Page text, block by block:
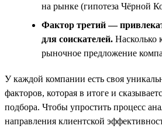
на рынке (гипотеза Чёрной
Фактор третий —
для соискателей. Насколько
рыночное предложение
У каждой компании есть своя
факторов, которая в итоге и
подбора. Чтобы упростить процесс
направления клиентской